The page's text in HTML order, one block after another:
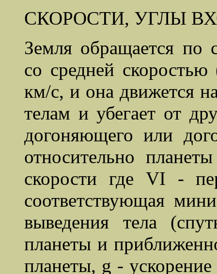
СКОРОСТИ, УГЛЫ
Земля обращается по
со средней скоростью
км/с, и она движется
телам и убегает от
догоняющего или
относительно
скорости где VI -
соответствующая
выведения тела
планеты и
планеты, g -